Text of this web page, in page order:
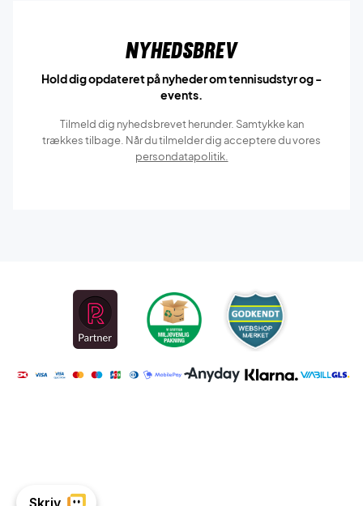
Nyhedsbrev
Hold dig opdateret på nyheder om tennisudstyr og -
events.
Tilmeld dig nyhedsbrevet herunder. Samtykke kan
trækkes tilbage. Når du tilmelder dig acceptere du vores
persondatapolitik.